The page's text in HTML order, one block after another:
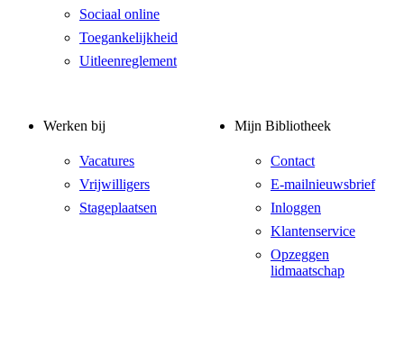
Sociaal online
Toegankelijkheid
Uitleenreglement
Werken bij
Vacatures
Vrijwilligers
Stageplaatsen
Mijn Bibliotheek
Contact
E-mailnieuwsbrief
Inloggen
Klantenservice
Opzeggen
lidmaatschap